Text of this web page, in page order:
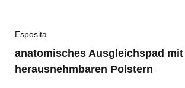
Esposita
anatomisches Ausgleichspad mit
herausnehmbaren Polstern